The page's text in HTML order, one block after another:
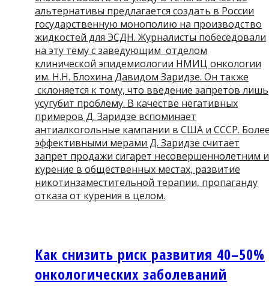
альтернативы предлагается создать в России
государственную монополию на производство
жидкостей для ЭСДН. Журналисты побеседовали
на эту тему с заведующим отделом
клинической эпидемиологии НМИЦ онкологии
им. Н.Н. Блохина Давидом Заридзе. Он также
склоняется к тому, что введение запретов лишь
усугубит проблему. В качестве негативных
примеров Д. Заридзе вспоминает
антиалкогольные кампании в США и СССР.
эффективными мерами Д. Заридзе считает
запрет продажи сигарет несовершеннолетним и
курение в общественных местах, развитие
никотинзаместительной терапии, пропаганду
отказа от курения в целом.
Как снизить риск развития 40–50%
онкологических заболеваний